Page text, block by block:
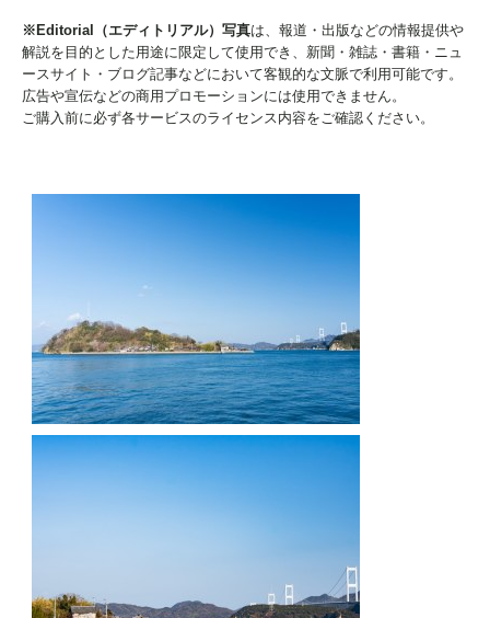
※Editorial（エディトリアル）写真は、報道・出版などの情報提供や
解説を目的とした用途に限定して使用でき、新聞・雑誌・書籍・ニュ
ースサイト・ブログ記事などにおいて客観的な文脈で利用可能です。
広告や宣伝などの商用プロモーションには使用できません。
ご購入前に必ず各サービスのライセンス内容をご確認ください。